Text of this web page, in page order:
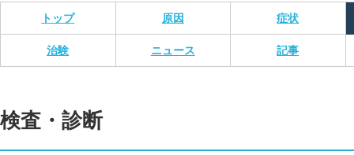
トップ 原因 症状
治験 ニュース 記事
検査・診断